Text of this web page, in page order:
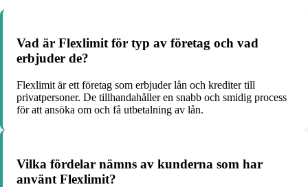
Vad är Flexlimit för typ av företag och vad
erbjuder de?
Flexlimit är ett företag som erbjuder lån och krediter till
privatpersoner. De tillhandahåller en snabb och smidig process
för att ansöka om och få utbetalning av lån.
Vilka fördelar nämns av kunderna som har
använt Flexlimit?